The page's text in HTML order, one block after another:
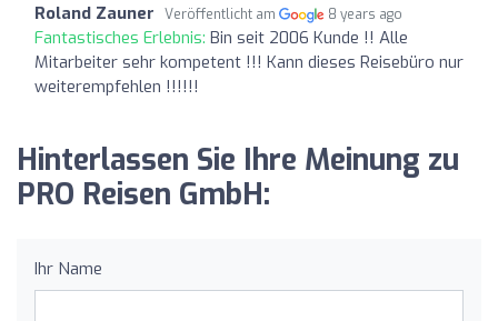
Roland Zauner Veröffentlicht am 8 years ago
Fantastisches Erlebnis: Bin seit 2006 Kunde !! Alle
Mitarbeiter sehr kompetent !!! Kann dieses Reisebüro nur
weiterempfehlen !!!!!!
Hinterlassen Sie Ihre Meinung zu
PRO Reisen GmbH:
Ihr Name